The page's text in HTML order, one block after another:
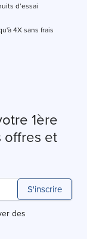
d’essai
4X sans frais
1ère
offres et
S'inscrire
des